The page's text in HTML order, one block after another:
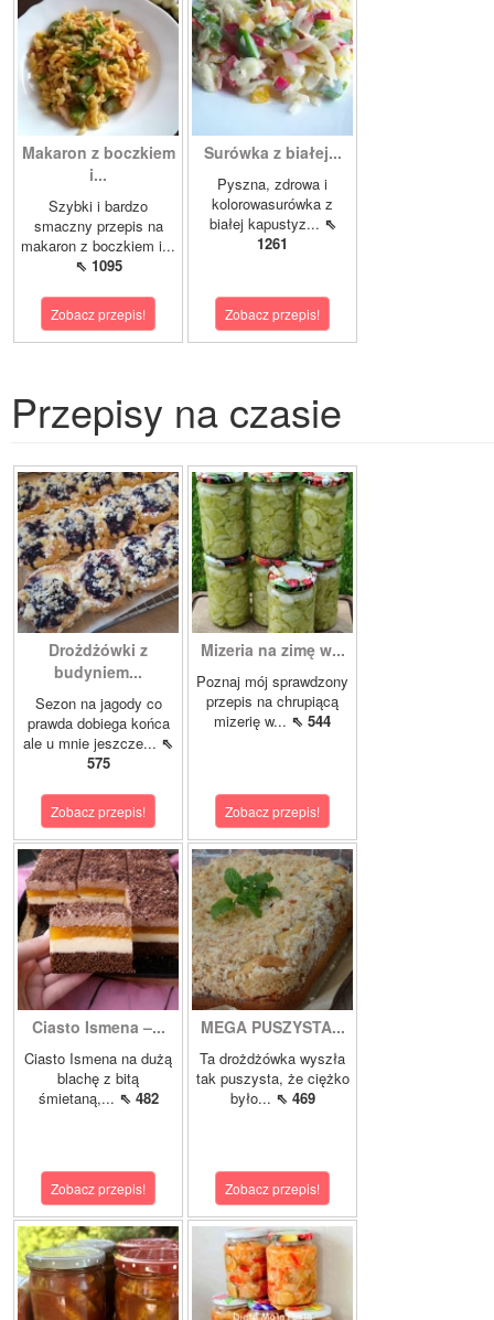
Makaron z boczkiem
i...
Szybki i bardzo
smaczny przepis na
makaron z boczkiem i...
⇖ 1095
Zobacz przepis!
Surówka z białej...
Pyszna, zdrowa i
kolorowasurówka z
białej kapustyz... ⇖
1261
Zobacz przepis!
Przepisy na czasie
Drożdżówki z
budyniem...
Sezon na jagody co
prawda dobiega końca
ale u mnie jeszcze... ⇖
575
Zobacz przepis!
Mizeria na zimę w...
Poznaj mój sprawdzony
przepis na chrupiącą
mizerię w... ⇖ 544
Zobacz przepis!
Ciasto Ismena –...
Ciasto Ismena na dużą
blachę z bitą
śmietaną,... ⇖ 482
Zobacz przepis!
MEGA PUSZYSTA...
Ta drożdżówka wyszła
tak puszysta, że ciężko
było... ⇖ 469
Zobacz przepis!